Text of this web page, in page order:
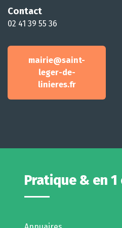
Contact
02 41 39 55 36
mairie@saint-
leger-de-
linieres.fr
Pratique & en 1